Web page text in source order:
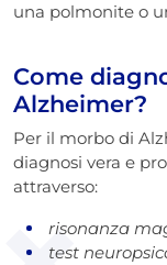
una polmonite o
Come
Alzheimer?
Per il morbo di
diagnosi vera e
attraverso:
risonanza
test